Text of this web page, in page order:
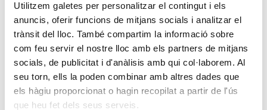
Utilitzem galetes per personalitzar el contingut i els
anuncis, oferir funcions de mitjans socials i analitzar el
trànsit del lloc. També compartim la informació sobre
com feu servir el nostre lloc amb els partners de mitjans
socials, de publicitat i d'anàlisis amb qui col·laborem. Al
seu torn, ells la poden combinar amb altres dades que
els hàgiu proporcionat o hagin recopilat a partir de l'ús
que heu fet dels seus serveis.
–Stockage: chaque type de stockage (nuage, serveur
local ou dispositifs personnels) comprend ses propres
risques, qui exigent des stratégies spécifiques.
Impact d’une brèche
: perdre des données
confidentielles peut affecter l’économie d’une petite
entreprise, mais aussi la confiance générale envers le